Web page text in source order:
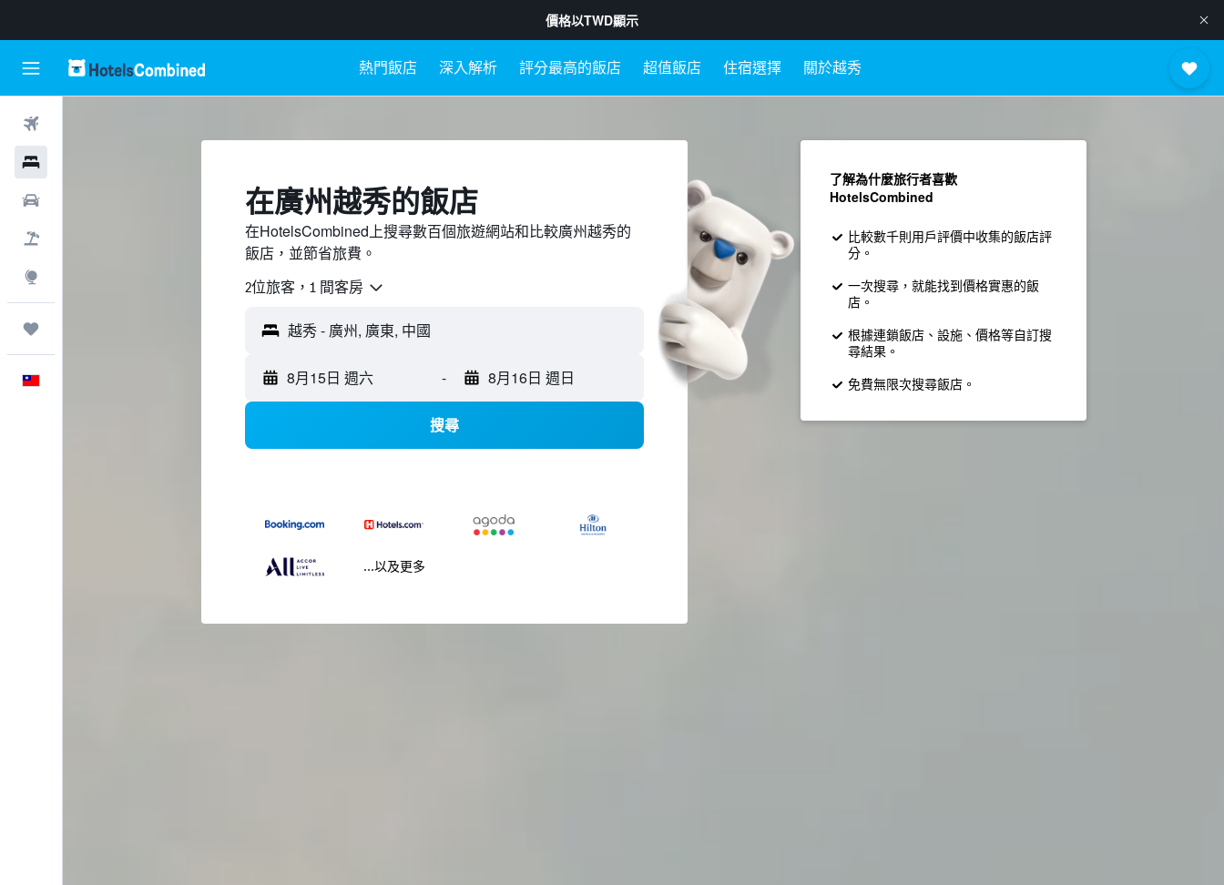
價格以TWD顯示
熱門飯店 深入解析 評分最高的飯店 超值飯店 住宿選擇 關於越秀
​在廣州越秀​的飯店
在HotelsCombined上搜尋數百個旅遊網站和比較廣州越秀的
飯店，並節省旅費。
2位旅客，1 間客房
8月15日 週六 - 8月16日 週日
搜尋
...以及更多
了解為什麼旅行者喜歡
HotelsCombined
比較數千則用戶評價中收集的飯店評
分。
一次搜尋，就能找到價格實惠的飯
店。
根據連鎖飯店、設施、價格等自訂搜
尋結果。
免費無限次搜尋飯店。